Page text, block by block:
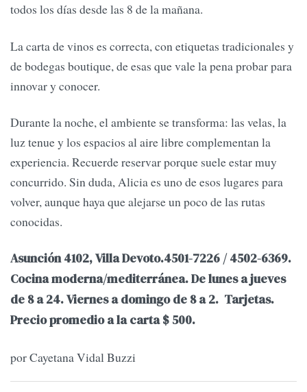
todos los días desde las 8 de la mañana.
La carta de vinos es correcta, con etiquetas tradicionales y
de bodegas boutique, de esas que vale la pena probar para
innovar y conocer.
Durante la noche, el ambiente se transforma: las velas, la
luz tenue y los espacios al aire libre complementan la
experiencia. Recuerde reservar porque suele estar muy
concurrido. Sin duda, Alicia es uno de esos lugares para
volver, aunque haya que alejarse un poco de las rutas
conocidas.
Asunción 4102, Villa Devoto.4501-7226 / 4502-6369.
Cocina moderna/mediterránea. De lunes a jueves
de 8 a 24. Viernes a domingo de 8 a 2. Tarjetas.
Precio promedio a la carta $ 500.
por Cayetana Vidal Buzzi